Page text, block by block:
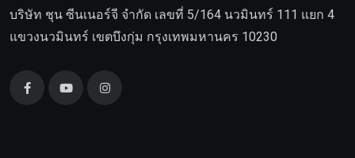
บริษัท ชุน ซีนเนอร์จี จำกัด เลขที่ 5/164 นวมินทร์ 111 แยก 4
แขวงนวมินทร์ เขตบึงกุ่ม กรุงเทพมหานคร 10230